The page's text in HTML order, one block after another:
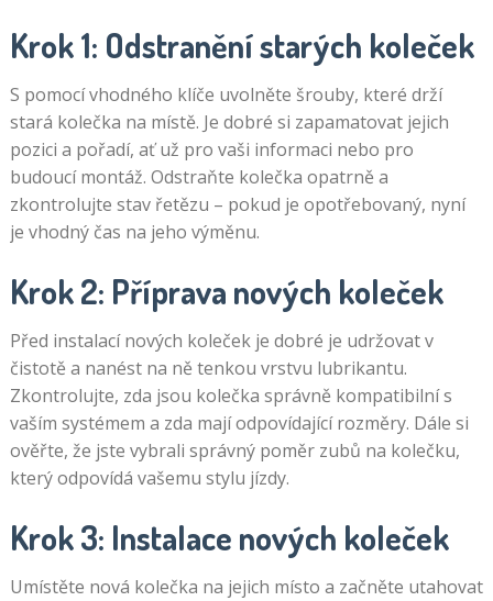
Krok 1: Odstranění starých koleček
S pomocí vhodného klíče uvolněte šrouby, které drží
stará kolečka na místě. Je dobré si zapamatovat jejich
pozici a pořadí, ať už pro vaši informaci nebo pro
budoucí montáž. Odstraňte kolečka opatrně a
zkontrolujte stav řetězu – pokud je opotřebovaný, nyní
je vhodný čas na jeho výměnu.
Krok 2: Příprava nových koleček
Před instalací nových koleček je dobré je udržovat v
čistotě a nanést na ně tenkou vrstvu lubrikantu.
Zkontrolujte, zda jsou kolečka správně kompatibilní s
vaším systémem a zda mají odpovídající rozměry. Dále si
ověřte, že jste vybrali správný poměr zubů na kolečku,
který odpovídá vašemu stylu jízdy.
Krok 3: Instalace nových koleček
Umístěte nová kolečka na jejich místo a začněte utahovat